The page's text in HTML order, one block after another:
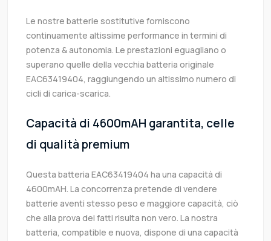
Le nostre batterie sostitutive forniscono
continuamente altissime performance in termini di
potenza & autonomia. Le prestazioni eguagliano o
superano quelle della vecchia batteria originale
EAC63419404, raggiungendo un altissimo numero di
cicli di carica-scarica.
Capacità di 4600mAH garantita, celle
di qualità premium
Questa batteria EAC63419404 ha una capacità di
4600mAH. La concorrenza pretende di vendere
batterie aventi stesso peso e maggiore capacità, ciò
che alla prova dei fatti risulta non vero. La nostra
batteria, compatible e nuova, dispone di una capacità